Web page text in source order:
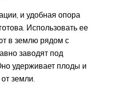
и удобная опора
Использовать ее
в землю рядом с
заводят под
удерживает плоды и
земли.